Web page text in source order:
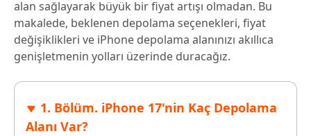
alan sağlayarak büyük bir fiyat artışı olmadan. Bu
makalede, beklenen depolama seçenekleri, fiyat
değişiklikleri ve iPhone depolama alanınızı akıllıca
genişletmenin yolları üzerinde duracağız.
1. Bölüm. iPhone 17'nin Kaç Depolama
Alanı Var?